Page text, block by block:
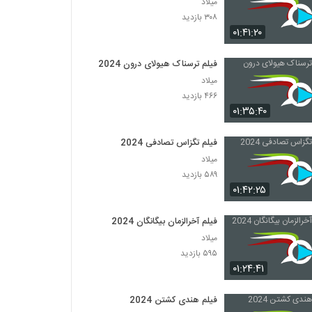
۰۱:۴۱:۲۰
۳۰۸ بازدید
۰۱:۳۵:۴۰
فیلم ترسناک هیولای درون 2024
میلاد
۴۶۶ بازدید
۰۱:۴۲:۲۵
فیلم تگزاس تصادفی 2024
میلاد
۵۸۹ بازدید
۰۱:۲۴:۴۱
فیلم آخرالزمان بیگانگان 2024
میلاد
۵۹۵ بازدید
فیلم هندی کشتن 2024